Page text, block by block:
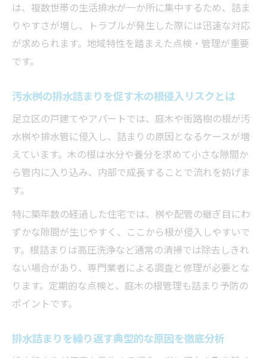
東京都足立区で安心できる詰まり対策とは
排水詰まりトラブルに強い業者選びのコツ
排水詰まり対応で信頼できる相談窓口の見
極め方
排水詰まりの迅速対応ができるサービスの
特徴
排水詰まり時の安心サポート体制をチェッ
専門家が教える排水詰まり予防テクニック
排水詰まりを防ぐためのプロ直伝メンテ法
専門家が勧める排水詰まり予防の生活習慣
排水詰まり対策に役立つ最新アイテムの紹
介
排水詰まりゼロを目指す簡単予防ポイント
は、複数世帯の生活排水が一か所に集中するため、詰ま
りやすさが増し、トラブルが発生した際には迅速な対応
が求められます。地域特性を踏まえた点検・管理が重要
です。
汚水桝の排水詰まりを促す木の根侵入リスクとは
足立区の戸建てやアパートでは、庭木や街路樹の根が汚
水桝や排水管に侵入し、詰まりの原因となるケースが増
えています。木の根は水分や養分を求めて小さな隙間か
ら管内に入り込み、内部で成長することで流れを妨げま
す。
特に築年数の経過した住宅では、桝や配管の継ぎ目にわ
ずかな隙間が生じやすく、ここから根が侵入しやすいで
す。根詰まりは高圧洗浄など通常の清掃では除去しきれ
ない場合があり、専門業者による調査と修理が必要とな
ります。定期的な点検と、庭木の根管理も詰まり予防の
ポイントです。
排水詰まりを繰り返す典型的な原因を徹底分析